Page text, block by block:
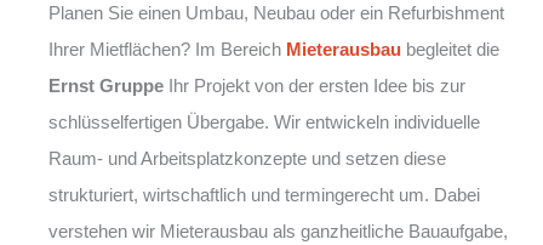
Planen Sie einen Umbau, Neubau oder ein Refurbishment
Ihrer Mietflächen? Im Bereich Mieterausbau begleitet die
Ernst Gruppe Ihr Projekt von der ersten Idee bis zur
schlüsselfertigen Übergabe. Wir entwickeln individuelle
Raum- und Arbeitsplatzkonzepte und setzen diese
strukturiert, wirtschaftlich und termingerecht um. Dabei
verstehen wir Mieterausbau als ganzheitliche Bauaufgabe,